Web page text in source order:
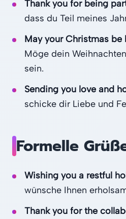
Thank you for being
dass du Teil meines
May your Christmas be
Möge dein
sein.
Sending you love and
schicke dir Liebe und
Formelle
Wishing you a restful
wünsche Ihnen
Thank you for the